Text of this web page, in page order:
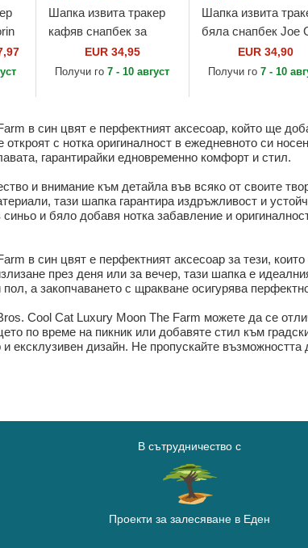
Шапка извита тракер
кафяв снапбек за
деца Curious Cat Mini
The Farm от Goorin
EUR 34,95
Получи го7 - 10 август
Шапка извита
бяла снапбек Joe
JOE Snoopy
от Capslab
EUR 34,90
Получи го7 - 10
в син цвят е перфектният аксесоар, който ще
с нотка оригиналност в ежедневното си
гарантирайки едновременно комфорт и стил.
и внимание към детайла във всяко от своите
тази шапка гарантира издръжливост и
и бяло добавя нотка забавление и
в син цвят е перфектният аксесоар за тези,
през деня или за вечер, тази шапка е
а закопчаването с щракване осигурява
Cool Cat Luxury Moon The Farm можете да се
по време на пикник или добавяте стил към
и ексклузивен дизайн. Не пропускайте
В сътрудничество с
Проекти за залесяване в Еден